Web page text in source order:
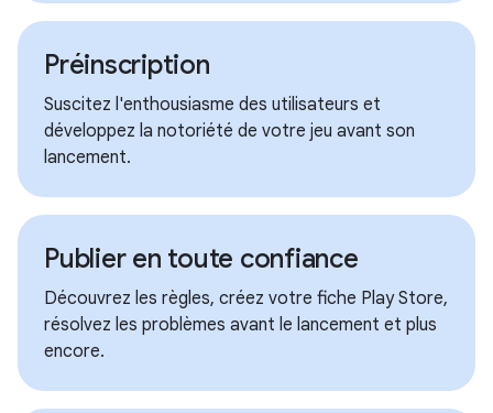
Préinscription
Suscitez l'enthousiasme des utilisateurs et
développez la notoriété de votre jeu avant son
lancement.
Publier en toute confiance
Découvrez les règles, créez votre fiche Play Store,
résolvez les problèmes avant le lancement et plus
encore.